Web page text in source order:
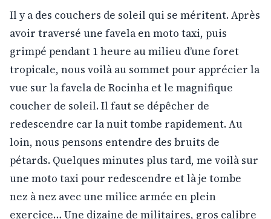
Il y a des couchers de soleil qui se méritent. Après
avoir traversé une favela en moto taxi, puis
grimpé pendant 1 heure au milieu d’une foret
tropicale, nous voilà au sommet pour apprécier la
vue sur la favela de Rocinha et le magnifique
coucher de soleil. Il faut se dépêcher de
redescendre car la nuit tombe rapidement. Au
loin, nous pensons entendre des bruits de
pétards. Quelques minutes plus tard, me voilà sur
une moto taxi pour redescendre et là je tombe
nez à nez avec une milice armée en plein
exercice… Une dizaine de militaires, gros calibre